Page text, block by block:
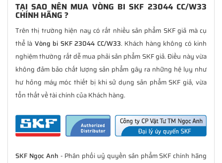
TẠI SAO NÊN MUA VÒNG BI SKF 23044 CC/W33
CHÍNH HÃNG ?
Trên thị trường hiện nay có rất nhiều sản phẩm SKF giả mà cụ
thể là Vòng bi SKF 23044 CC/W33. Khách hàng không có kinh
nghiệm thường rất dễ mua phải sản phẩm SKF giả. Điều này vừa
không đảm bảo chất lượng sản phẩm gây ra những hệ lụy như
hư hỏng máy móc thiết bị khi sử dụng sản phẩm SKF giả, vừa
tổn thất về tài chính của Khách hàng.
SKF Ngọc Anh - Phân phối uỷ quyền sản phẩm SKF chính hãng